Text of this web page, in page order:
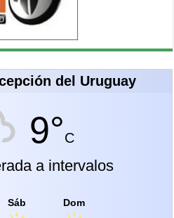
del Uruguay
9°C
a intervalos
Sáb Dom